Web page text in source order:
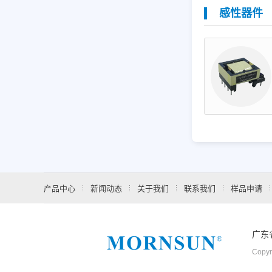
感性器件
产品中心 新闻动态 关于我们 联系我们 样品申请
广东